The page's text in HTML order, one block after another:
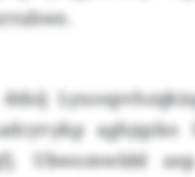
aghjqzko
Ubwomwldd